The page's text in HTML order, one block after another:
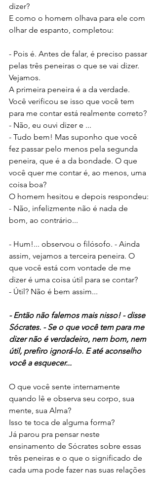
dizer?
E como o homem olhava para ele com
olhar de espanto, completou:
- Pois é. Antes de falar, é preciso passar
pelas três peneiras o que se vai dizer.
Vejamos.
A primeira peneira é a da verdade.
Você verificou se isso que você tem
para me contar está realmente correto?
- Não, eu ouvi dizer e ...
- Tudo bem! Mas suponho que você
fez passar pelo menos pela segunda
peneira, que é a da bondade. O que
você quer me contar é, ao menos, uma
coisa boa?
O homem hesitou e depois respondeu:
- Não, infelizmente não é nada de
bom, ao contrário...
- Hum!... observou o filósofo. - Ainda
assim, vejamos a terceira peneira. O
que você está com vontade de me
dizer é uma coisa útil para se contar?
- Útil? Não é bem assim...
- Então não falemos mais nisso! - disse
Sócrates. - Se o que você tem para me
dizer não é verdadeiro, nem bom, nem
útil, prefiro ignorá-lo. E até aconselho
você a esquecer...
O que você sente internamente
quando lê e observa seu corpo, sua
mente, sua Alma?
Isso te toca de alguma forma?
Já parou pra pensar neste
ensinamento de Sócrates sobre essas
três peneiras e o que o significado de
cada uma pode fazer nas suas relações